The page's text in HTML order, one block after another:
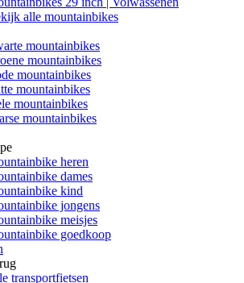
alle mountainbikes
mountainbikes
mountainbikes
mountainbikes
mountainbikes
mountainbikes
mountainbikes
heren
dames
kind
jongens
meisjes
goedkoop
transportfietsen